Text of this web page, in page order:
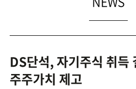
지속가능경영
ESG경영
DS단석, 자기주식 취득
주주가치 제고